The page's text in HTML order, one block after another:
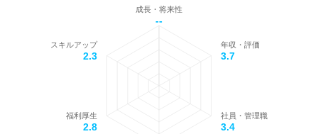
成長・将来性
--
年収・評価
3.7
社員・管理職
3.4
福利厚生
2.8
スキルアップ
2.3